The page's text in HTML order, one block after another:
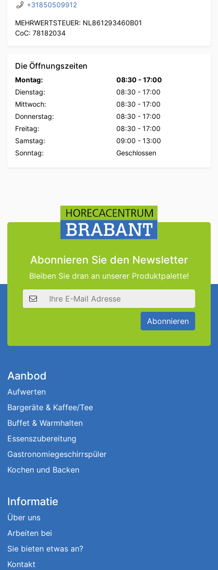
+31850509912
MEHRWERTSTEUER: NL861293460B01
CoC: 78182034
Die Öffnungszeiten
Montag: 08:30 - 17:00
Dienstag:
08:30 - 17:00
Mittwoch:
08:30 - 17:00
Donnerstag:
08:30 - 17:00
Freitag:
08:30 - 17:00
Samstag:
09:00 - 13:00
Sonntag:
Geschlossen
Abonnieren Sie den Newsletter
Bleiben Sie dran an unserer Produktpalette!
E-Mail Adresse
Abonnieren
Aanbod
Aufwerten
Bargeräte & Kaffee/Tee
Buffet & Warmhalten
Essenszubereitung
Gastronomiegeschirrspüler
Kochen und Backen
Informatie
Über uns
Arbeiten bei
Sie bieten etwas an?
Kontakt